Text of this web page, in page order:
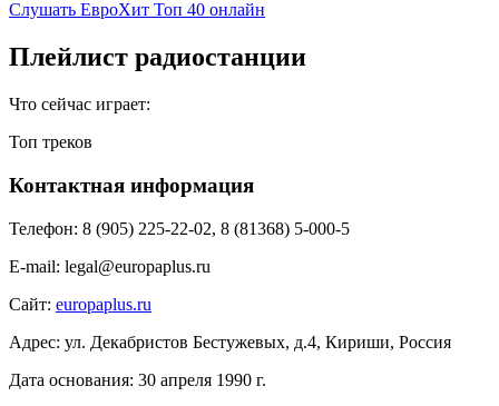
Слушать ЕвроХит Топ 40 онлайн
Плейлист радиостанции
Что сейчас играет:
Топ треков
Контактная информация
Телефон: 8 (905) 225-22-02, 8 (81368) 5-000-5
E-mail: legal@europaplus.ru
Сайт: europaplus.ru
Адрес: ул. Декабристов Бестужевых, д.4, Кириши, Россия
Дата основания: 30 апреля 1990 г.